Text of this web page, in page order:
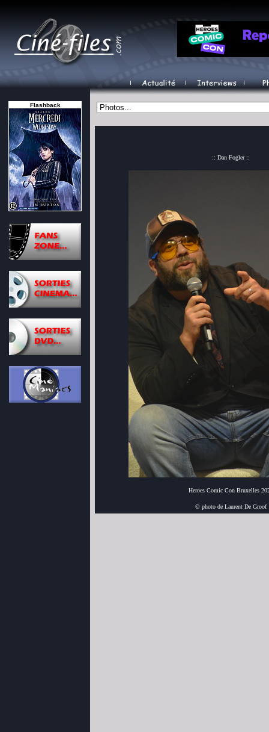
Flashback
:: Dan Fogler ::
Heroes Comic Con Bruxelles
© photo de Laurent De Groof